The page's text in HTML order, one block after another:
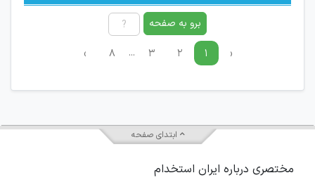
برو به صفحه
‹ ۱ ۲ ۳ ... ۸ ›
ابتدای صفحه
مختصری درباره ایران استخدام